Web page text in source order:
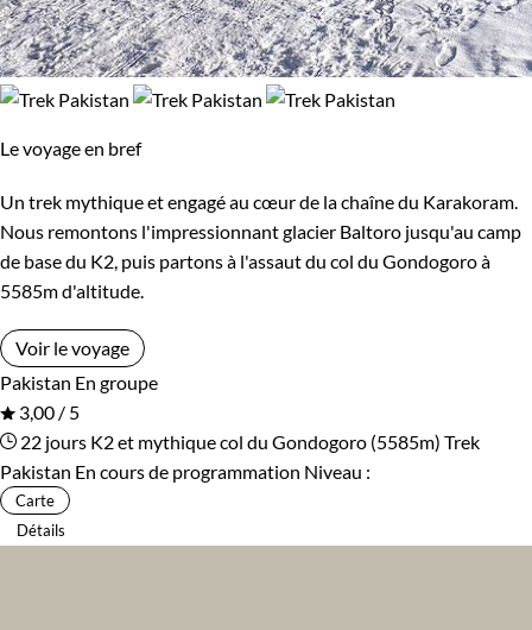
Le voyage en bref
Un trek mythique et engagé au cœur de la chaîne du Karakoram.
Nous remontons l'impressionnant glacier Baltoro jusqu'au camp
de base du K2, puis partons à l'assaut du col du Gondogoro à
5585m d'altitude.
Voir le voyage
Pakistan En groupe
3,00 / 5
22 jours K2 et mythique col du Gondogoro (5585m) Trek
Pakistan En cours de programmation Niveau :
Carte
Détails